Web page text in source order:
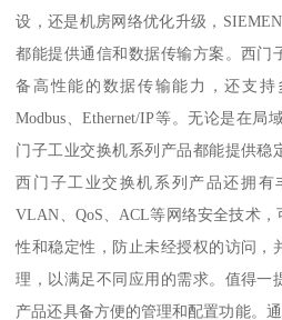
设，还是机房网络优化升级，
都能提供通信和数据传输方案。西门
备高性能的数据传输能力，还支持
Modbus、Ethernet/IP等。无论是在局
门子工业交换机系列产品都能提供稳
西门子工业交换机系列产品还拥
VLAN、QoS、ACL等网络安全技术
性和稳定性，防止未经授权的访问，
理，以满足不同应用的需求。值得一
产品还具备方便的管理和配置功能。